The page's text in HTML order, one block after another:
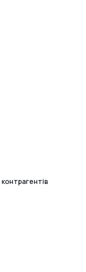
контрагентів